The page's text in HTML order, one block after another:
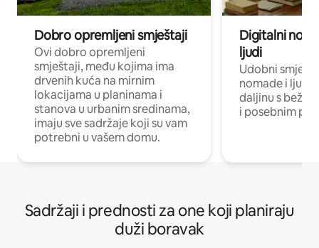
Dobro opremljeni smještaji
Ovi dobro opremljeni
smještaji, među kojima ima
drvenih kuća na mirnim
lokacijama u planinama i
stanova u urbanim sredinama,
imaju sve sadržaje koji su vam
potrebni u vašem domu.
Digitalni
ljudi
Udobni
nomade i ljude
daljinu s
i posebnim
Sadržaji i prednosti za one koji planiraju
duži boravak